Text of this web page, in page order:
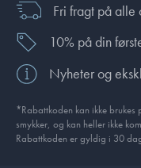
Fri fragt på alle
10% på din
Nyheter og
*Rabattkoden kan ikke
smykker, og kan heller ikke
Rabattkoden er gyldig i 30